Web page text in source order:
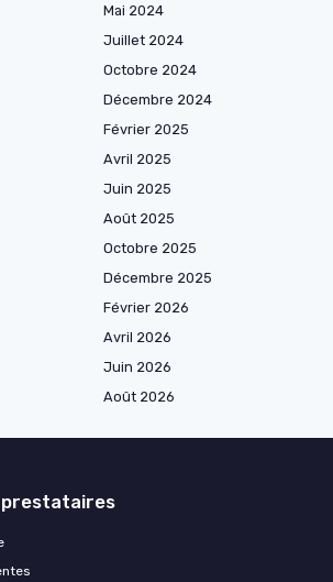
Mai 2024
Juillet 2024
Octobre 2024
Décembre 2024
Février 2025
Avril 2025
Juin 2025
Août 2025
Octobre 2025
Décembre 2025
Février 2026
Avril 2026
Juin 2026
Août 2026
prestataires